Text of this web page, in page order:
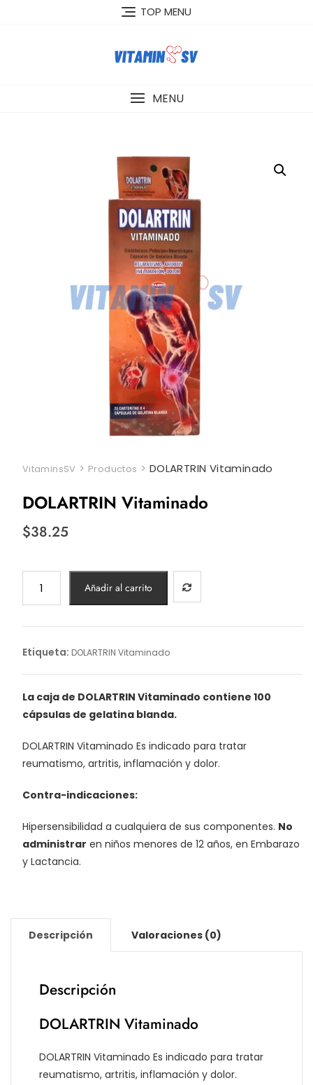
TOP MENU
MENU
VitaminsSV > Productos > DOLARTRIN Vitaminado
DOLARTRIN Vitaminado
$38.25
VitaminadoAñadir al carrito
Etiqueta: DOLARTRIN Vitaminado
La caja de DOLARTRIN Vitaminado contiene 100
cápsulas de gelatina blanda.
DOLARTRIN Vitaminado Es indicado para tratar
reumatismo, artritis, inflamación y dolor.
Contra-indicaciones:
Hipersensibilidad a cualquiera de sus componentes. No
administrar en niños menores de 12 años, en Embarazo
y Lactancia.
Descripción Valoraciones (0)
Descripción
DOLARTRIN Vitaminado
DOLARTRIN Vitaminado Es indicado para tratar
reumatismo, artritis, inflamación y dolor.